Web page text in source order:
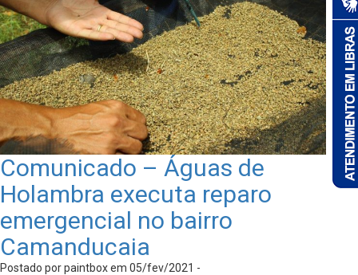
Comunicado – Águas de
Holambra executa reparo
emergencial no bairro
Camanducaia
Postado por paintbox em 05/fev/2021 -